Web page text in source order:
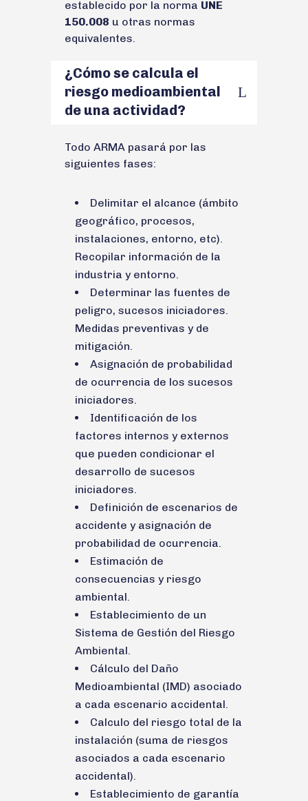
establecido por la norma UNE
150.008 u otras normas
equivalentes.
¿Cómo se calcula el
riesgo medioambiental
de una actividad?
Todo ARMA pasará por las
siguientes fases:
Delimitar el alcance (ámbito
geográfico, procesos,
instalaciones, entorno, etc).
Recopilar información de la
industria y entorno.
Determinar las fuentes de
peligro, sucesos iniciadores.
Medidas preventivas y de
mitigación.
Asignación de probabilidad
de ocurrencia de los sucesos
iniciadores.
Identificación de los
factores internos y externos
que pueden condicionar el
desarrollo de sucesos
iniciadores.
Definición de escenarios de
accidente y asignación de
probabilidad de ocurrencia.
Estimación de
consecuencias y riesgo
ambiental.
Establecimiento de un
Sistema de Gestión del Riesgo
Ambiental.
Cálculo del Daño
Medioambiental (IMD) asociado
a cada escenario accidental.
Calculo del riesgo total de la
instalación (suma de riesgos
asociados a cada escenario
accidental).
Establecimiento de garantía